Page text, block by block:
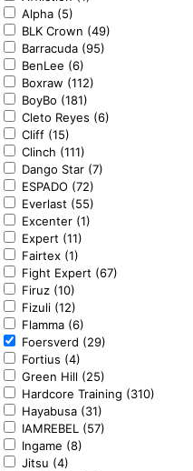
Alpha (5)
BLK Crown (49)
Barracuda (95)
BenLee (6)
Boxraw (112)
BoyBo (181)
Cleto Reyes (6)
Cliff (15)
Clinch (111)
Dango Star (7)
ESPADO (72)
Everlast (55)
Excenter (1)
Expert (11)
Fairtex (1)
Fight Expert (67)
Firuz (10)
Fizuli (12)
Flamma (6)
Foersverd (29)
Fortius (4)
Green Hill (25)
Hardcore Training (310)
Hayabusa (31)
IAMREBEL (57)
Ingame (8)
Jitsu (4)